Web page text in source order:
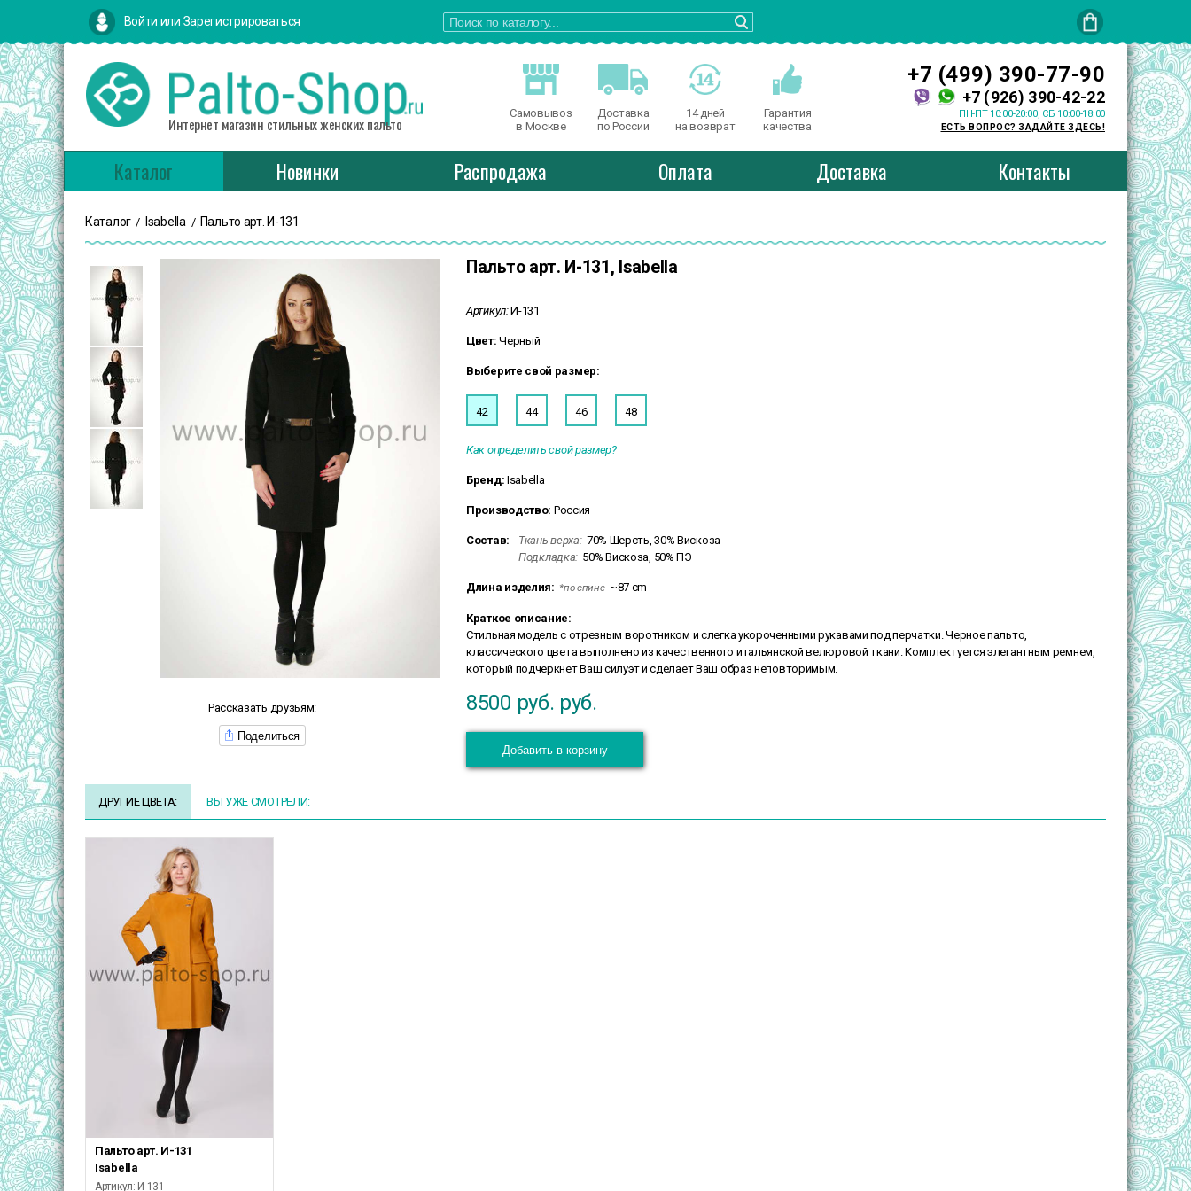
Войти или Зарегистрироваться
Интернет магазин стильных женских пальто
Самовывоз
в Москве
Доставка
по России
14 дней
на возврат
Гарантия
качества
+7 (499) 390-77-90
+7 (926) 390-42-22
ПН-ПТ 10:00-20:00, СБ 10:00-18:00
ЕСТЬ ВОПРОС? ЗАДАЙТЕ ЗДЕСЬ!
Каталог Новинки Распродажа Оплата Доставка Контакты
Каталог / Isabella / Пальто арт. И-131
Рассказать друзьям:
Поделиться
Пальто арт. И-131, Isabella
Артикул:И-131
Цвет: Черный
Выберите свой размер:
42 44 46 48
Как определить свой размер?
Бренд: Isabella
Производство: Россия
Состав: Ткань верха: 70% Шерсть, 30% Вискоза
Подкладка: 50% Вискоза, 50% ПЭ
Длина изделия: *по спине ~87 cm
Краткое описание:
Стильная модель с отрезным воротником и слегка укороченными рукавами под перчатки. Черное пальто,
классического цвета выполнено из качественного итальянской велюровой ткани. Комплектуется элегантным ремнем,
который подчеркнет Ваш силуэт и сделает Ваш образ неповторимым.
8500 руб. руб.
Добавить в корзину
ДРУГИЕ ЦВЕТА: ВЫ УЖЕ СМОТРЕЛИ:
Пальто арт. И-131
Isabella
Артикул: И-131